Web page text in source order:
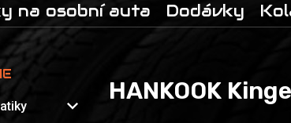
na osobní auta Dodávky
expand_more
HANKOOK